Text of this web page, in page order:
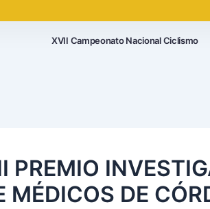
XVII Campeonato Nacional Ciclismo
PREMIO
MÉDICOS DE